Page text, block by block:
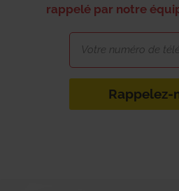
rappelé par notre
Rappelez-